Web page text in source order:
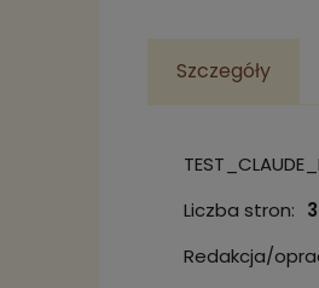
Szczegóły
Liczba stron:
Redakcja/